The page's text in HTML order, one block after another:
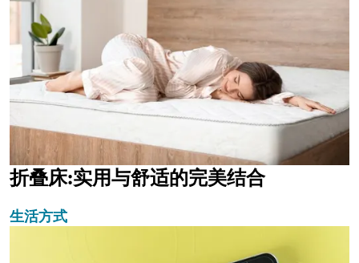
折叠床:实用与舒适的完美结合
生活方式